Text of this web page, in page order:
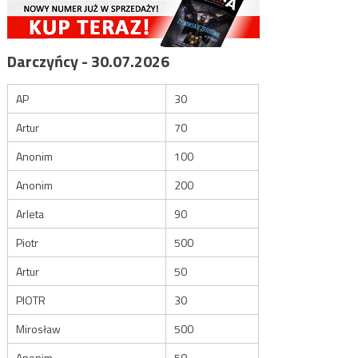
Darczyńcy - 30.07.2026
AP
30
Artur
70
Anonim
100
Anonim
200
Arleta
90
Piotr
500
Artur
50
PIOTR
30
Mirosław
500